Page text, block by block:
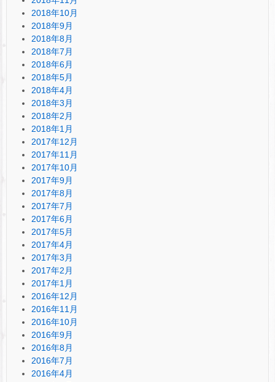
2018年10月
2018年9月
2018年8月
2018年7月
2018年6月
2018年5月
2018年4月
2018年3月
2018年2月
2018年1月
2017年12月
2017年11月
2017年10月
2017年9月
2017年8月
2017年7月
2017年6月
2017年5月
2017年4月
2017年3月
2017年2月
2017年1月
2016年12月
2016年11月
2016年10月
2016年9月
2016年8月
2016年7月
2016年4月